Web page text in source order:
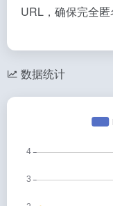
URL，确保完全匿
数据统计